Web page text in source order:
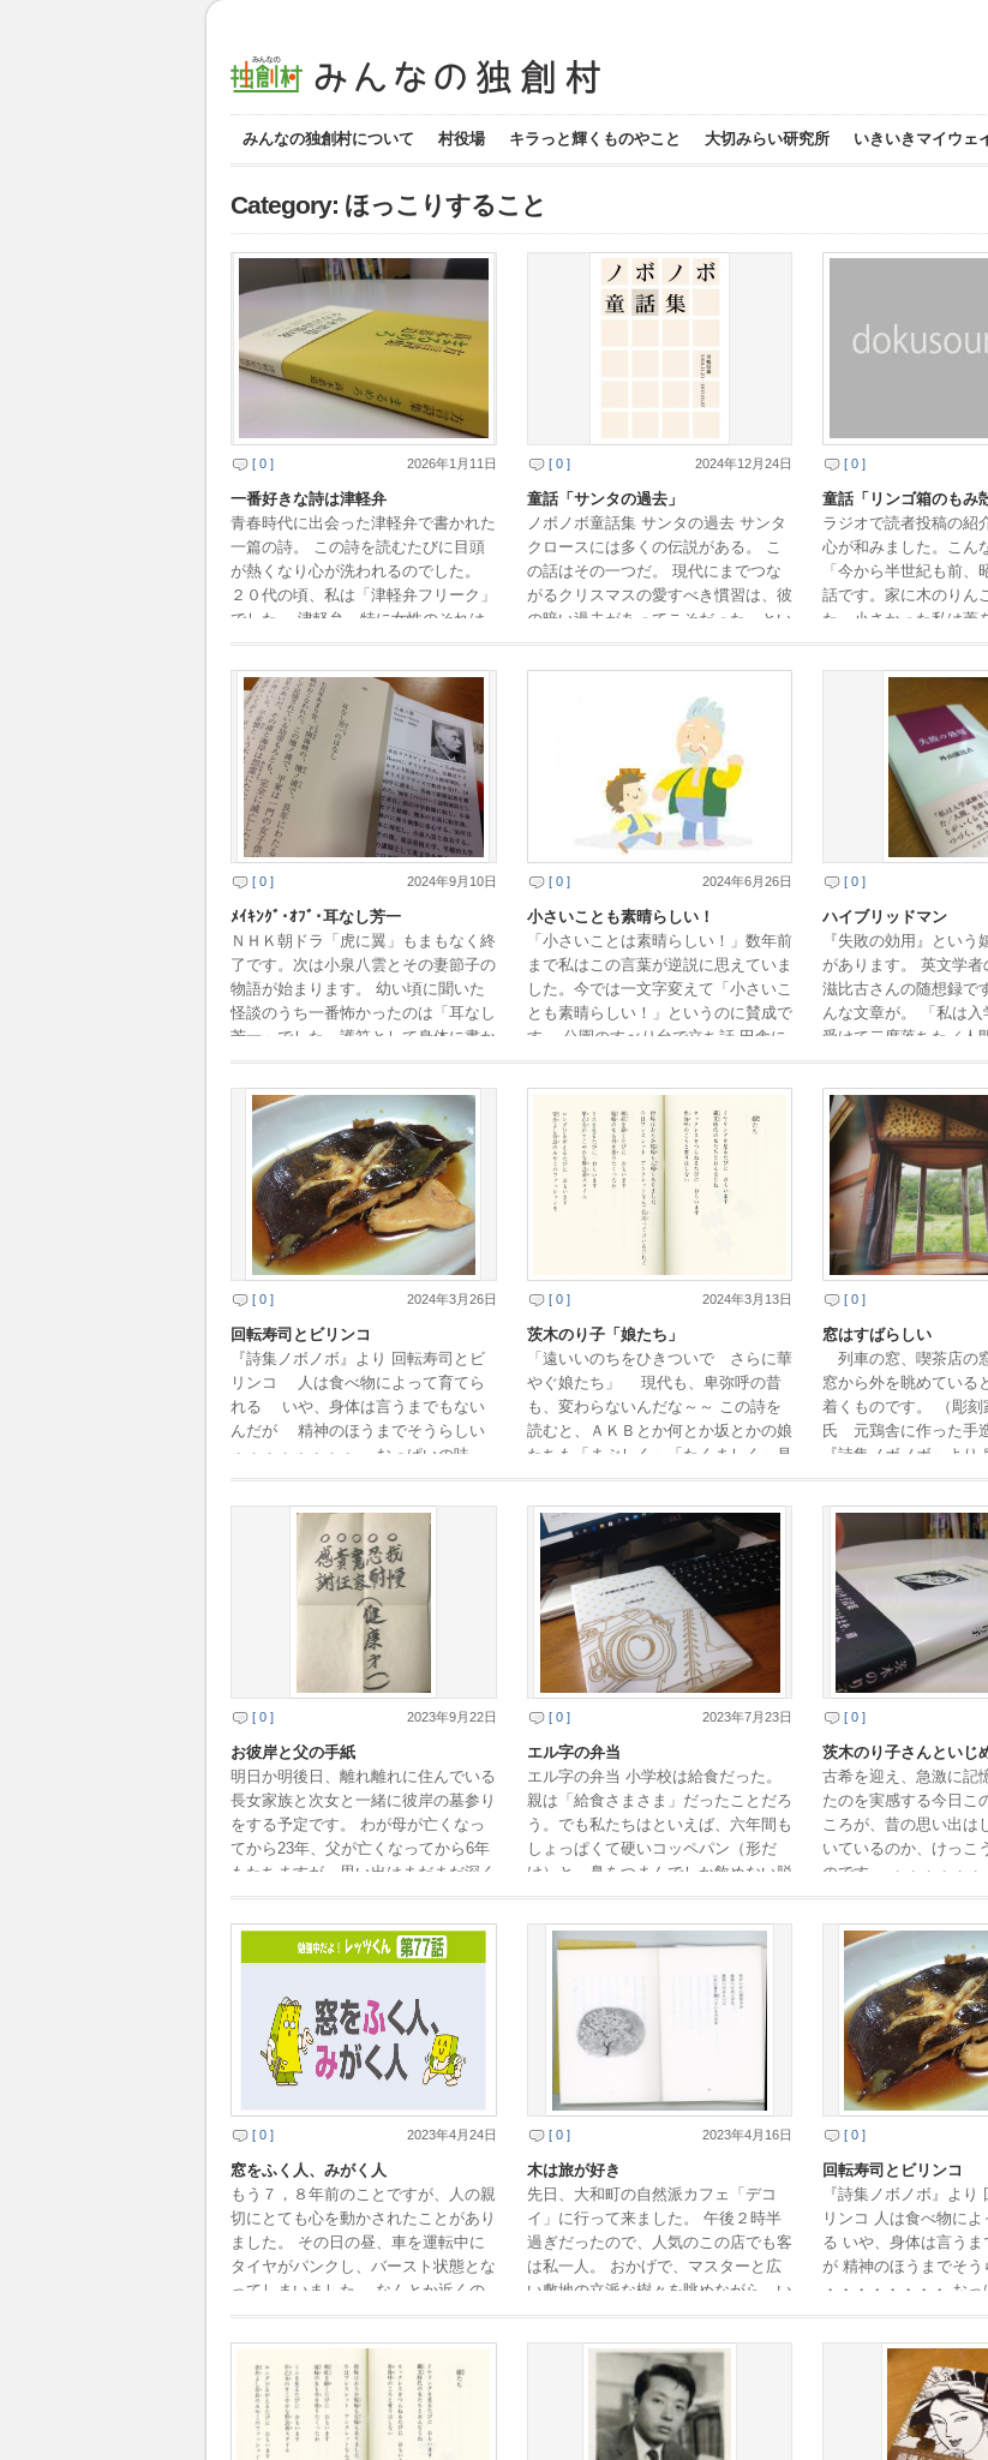
みんなの独創村について 村役場 キラっと輝くものやこと 大切みらい研究所 いきいきマイウェ
Category: ほっこりすること
[ 0 ] 2026年1月11日
一番好きな詩は津軽弁
青春時代に出会った津軽弁で書かれた
一篇の詩。 この詩を読むたびに目頭
が熱くなり心が洗われるのでした。
２０代の頃、私は「津軽弁フリーク」
でした。 津軽弁、特に女性のそれは
音楽のような響きで私を魅了したので
す。 母国語に似 […]
[ 0 ] 2024年12月24日
童話「サンタの過去」
ノボノボ童話集 サンタの過去 サンタ
クロースには多くの伝説がある。 こ
の話はその一つだ。 現代にまでつな
がるクリスマスの愛すべき慣習は、彼
の暗い過去があってこそだった、とい
うのだ。 ・・・・・・・・ 実は、サ
ンタは昔泥棒 […]
[ 0 ]
童話「リンゴ箱のもみ
ラジオで読者投稿の紹
心が和みました。こん
「今から半世紀も前、
話です。家に木のりん
た。小さかった私は蓋
籾殻だけなのを見てが
籾殻の中を手で探る
[ 0 ] 2024年9月10日
ﾒｲｷﾝｸﾞ･ｵﾌﾞ･耳なし芳一
ＮＨＫ朝ドラ「虎に翼」もまもなく終
了です。次は小泉八雲とその妻節子の
物語が始まります。 幼い頃に聞いた
怪談のうち一番怖かったのは「耳なし
芳一」でした。護符として身体に書か
れたお経はまるで入れ墨のようで、そ
の姿はきっと爬虫 […]
[ 0 ] 2024年6月26日
小さいことも素晴らしい！
「小さいことは素晴らしい！」数年前
まで私はこの言葉が逆説に思えていま
した。今では一文字変えて「小さいこ
とも素晴らしい！」というのに賛成で
す。 公園のすべり台で立ち話 田舎に
住むじいちゃんが、近くの公園のすべ
り台で小学一年 […]
[ 0 ]
ハイブリッドマン
『失敗の効用』という
があります。 英文学者
滋比古さんの随想録で
んな文章が。 「私は
受けて二度落ちた／人
じめてわかることがい
る。」 『みすず書房
[ 0 ] 2024年3月26日
回転寿司とビリンコ
『詩集ノボノボ』より 回転寿司とビ
リンコ 人は食べ物によって育てら
れる いや、身体は言うまでもない
んだが 精神のほうまでそうらしい
・・・・・・・・ おっぱいの味
や、はじめてのごはん さすがにこ
れらは記憶にない […]
[ 0 ] 2024年3月13日
茨木のり子「娘たち」
「遠いいのちをひきついで さらに華
やぐ娘たち」 現代も、卑弥呼の昔
も、変わらないんだな～～ この詩を
読むと、ＡＫＢとか何とか坂とかの娘
たちも「まぶしく」「たくましく」見
えてきます。 まさに、元始、太陽で
あった女性を謳う […]
[ 0 ]
窓はすばらしい
列車の窓、喫茶店の
窓から外を眺めている
着くものです。 （彫刻
氏 元鶏舎に作った手
『詩集ノボノボ』より
い 心の窓っていうの
ら外を眺めていると
[ 0 ] 2023年9月22日
お彼岸と父の手紙
明日か明後日、離れ離れに住んでいる
長女家族と次女と一緒に彼岸の墓参り
をする予定です。 わが母が亡くなっ
てから23年、父が亡くなってから6年
もたちますが、思い出はまだまだ深く
懐かしいものです。 4年前のお彼岸の
ときでした。 […]
[ 0 ] 2023年7月23日
エル字の弁当
エル字の弁当 小学校は給食だった。
親は「給食さまさま」だったことだろ
う。でも私たちはといえば、六年間も
しょっぱくて硬いコッペパン（形だ
け）と、鼻をつまんでしか飲めない脱
脂粉乳の昼食に、もうへきえきしてい
た。パンは次の日に […]
[ 0 ]
茨木のり子さんといじ
古希を迎え、急激に記
たのを実感する今日こ
ころが、昔の思い出は
いているのか、けっこ
のです。 ・・・・・・
子さんの詩集を読んで
入学した６０数 […]
[ 0 ] 2023年4月24日
窓をふく人、みがく人
もう７，８年前のことですが、人の親
切にとても心を動かされたことがあり
ました。 その日の昼、車を運転中に
タイヤがパンクし、バースト状態とな
ってしまいました。 なんとか近くの
コンビニの駐車場に入れましたが、私
は股関節に障害が […]
[ 0 ] 2023年4月16日
木は旅が好き
先日、大和町の自然派カフェ「デコ
イ」に行って来ました。 午後２時半
過ぎだったので、人気のこの店でも客
は私一人。 おかげで、マスターと広
い敷地の立派な樹々を眺めながら、い
ろんな話ができました。 マスター
は、この広大な敷地の […]
[ 0 ]
回転寿司とビリンコ
『詩集ノボノボ』より
リンコ 人は食べ物に
る いや、身体は言う
が 精神のほうまでそう
・・・・・・・・ おっ
はじめてのごはん さ
記憶にないが その後